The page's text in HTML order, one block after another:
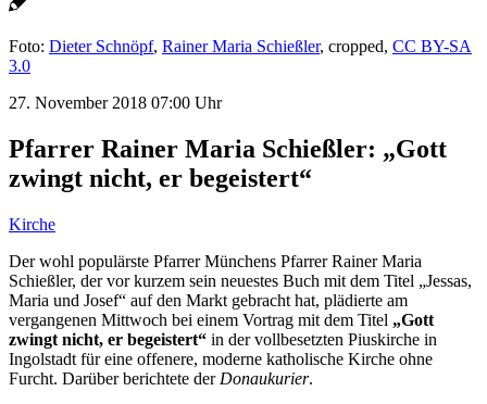
Foto: Dieter Schnöpf, Rainer Maria Schießler, cropped, CC BY-SA
3.0
27. November 2018 07:00 Uhr
Pfarrer Rainer Maria Schießler: „Gott
zwingt nicht, er begeistert“
Kirche
Der wohl populärste Pfarrer Münchens Pfarrer Rainer Maria
Schießler, der vor kurzem sein neuestes Buch mit dem Titel „Jessas,
Maria und Josef“ auf den Markt gebracht hat, plädierte am
vergangenen Mittwoch bei einem Vortrag mit dem Titel „Gott
zwingt nicht, er begeistert“ in der vollbesetzten Piuskirche in
Ingolstadt für eine offenere, moderne katholische Kirche ohne
Furcht. Darüber berichtete der Donaukurier.